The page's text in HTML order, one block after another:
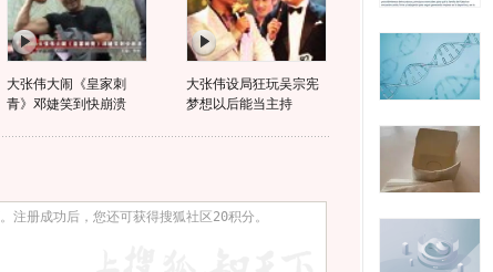
大张伟大闹《皇家刺
青》邓婕笑到快崩溃
大张伟设局狂玩吴宗宪
梦想以后能当主持